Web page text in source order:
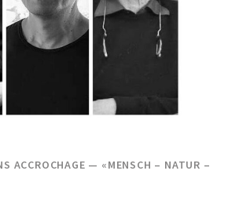
ACCROCHAGE — «MENSCH – NATUR –